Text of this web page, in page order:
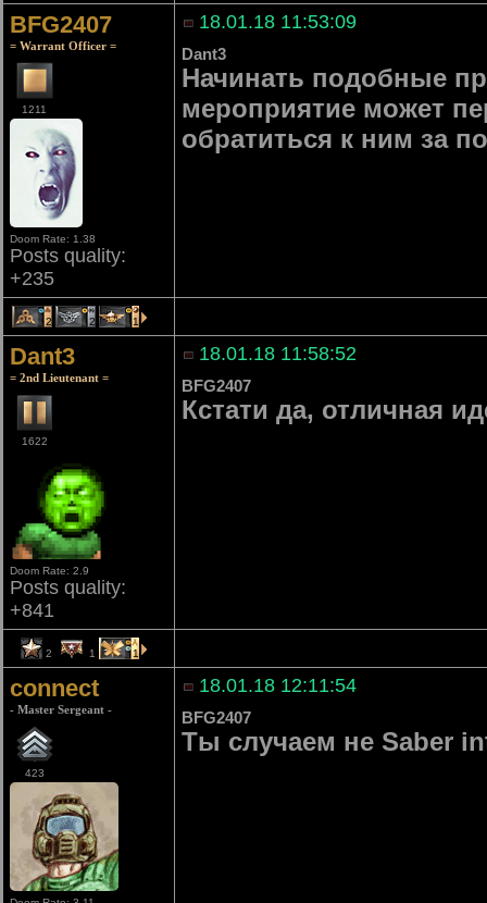
BFG2407
= Warrant Officer =
1211
Doom Rate: 1.38
Posts quality:
+235
18.01.18 11:53:09
Dant3
Начинать подобные
мероприятие может
обратиться к ним за
2 2 1
Dant3
= 2nd Lieutenant =
1622
Doom Rate: 2.9
Posts quality:
+841
18.01.18 11:58:52
BFG2407
Кстати да, отличная
2 1 1
connect
- Master Sergeant -
423
18.01.18 12:11:54
BFG2407
Ты случаем не Saber